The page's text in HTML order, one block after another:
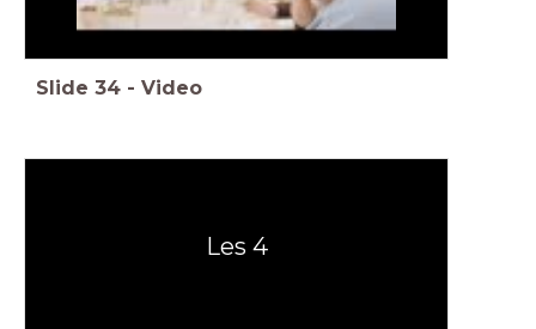
Slide 34 - Video
Les 4